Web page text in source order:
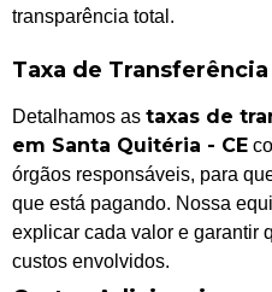
transparência total.
Taxa de Transferência
Detalhamos as taxas de
em Santa Quitéria - CE
órgãos responsáveis, para
que está pagando. Nossa
explicar cada valor e garantir
custos envolvidos.